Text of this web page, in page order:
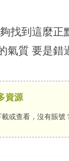
找到這麼
氣質 要是錯
資源
或查看，沒有賬號